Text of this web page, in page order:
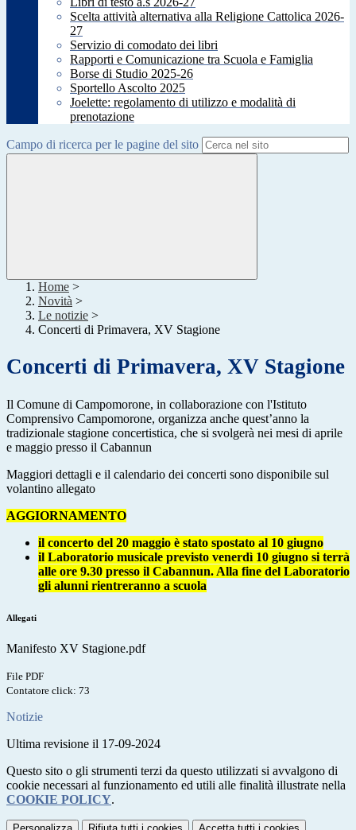
Scelta attività alternativa alla Religione Cattolica 2026-
27
Servizio di comodato dei libri
Rapporti e Comunicazione tra Scuola e Famiglia
Borse di Studio 2025-26
Sportello Ascolto 2025
Joelette: regolamento di utilizzo e modalità di
prenotazione
Campo di ricerca per le pagine del sito
Home >
Novità >
Le notizie >
Concerti di Primavera, XV Stagione
Concerti di Primavera, XV Stagione
Il Comune di Campomorone, in collaborazione con l'Istituto
Comprensivo Campomorone, organizza anche quest’anno la
tradizionale stagione concertistica, che si svolgerà nei mesi di aprile
e maggio presso il Cabannun
Maggiori dettagli e il calendario dei concerti sono disponibile sul
volantino allegato
AGGIORNAMENTO
il concerto del 20 maggio è stato spostato al 10 giugno
il Laboratorio musicale previsto venerdì 10 giugno si terrà
alle ore 9.30 presso il Cabannun. Alla fine del Laboratorio
gli alunni rientreranno a scuola
Allegati
Manifesto XV Stagione.pdf
File PDF
Contatore click: 73
Notizie
Ultima revisione il 17-09-2024
Questo sito o gli strumenti terzi da questo utilizzati si avvalgono di
cookie necessari al funzionamento ed utili alle finalità illustrate nella
COOKIE POLICY.